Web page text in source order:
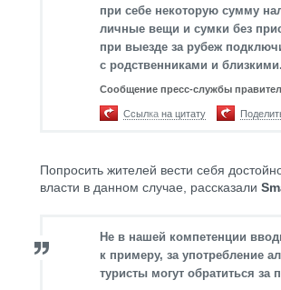
при себе некоторую сумму
личные вещи и сумки без
при выезде за рубеж
с родственниками и близкими.
Сообщение пресс-службы
Ссылка на цитату
Попросить жителей вести себя
власти в данном случае, рассказали
Не в нашей компетенции
к примеру, за употребление
туристы могут обратиться